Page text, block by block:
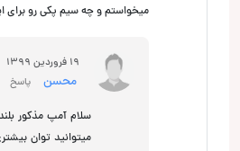
میخواستم و چه سیم پکی رو برای
19 فروردین 1399
محسن پاسخ
میتوانید توان